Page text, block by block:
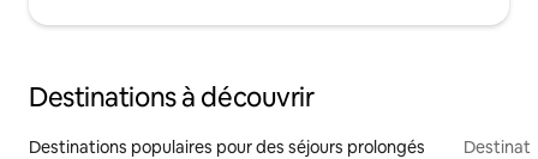
Destinations à découvrir
Destinations populaires pour des séjours prolongés